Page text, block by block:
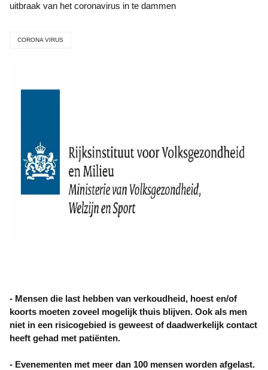
uitbraak van het coronavirus in te dammen
CORONA VIRUS
- Mensen die last hebben van verkoudheid, hoest en/of
koorts moeten zoveel mogelijk thuis blijven. Ook als men
niet in een risicogebied is geweest of daadwerkelijk contact
heeft gehad met patiënten.
- Evenementen met meer dan 100 mensen worden afgelast.